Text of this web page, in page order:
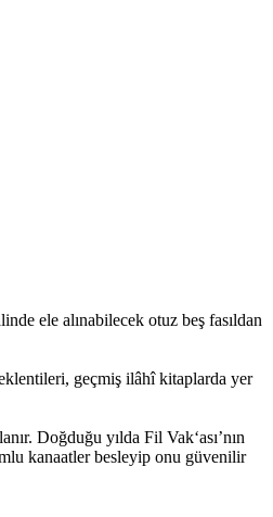
ele alınabilecek otuz beş fasıldan
geçmiş ilâhî kitaplarda yer
Doğduğu yılda Fil Vak‘ası’nın
kanaatler besleyip onu güvenilir